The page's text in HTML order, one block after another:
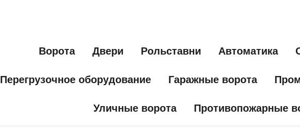
Ворота Двери Рольставни Автоматика
Перегрузочное оборудование Гаражные ворота
Уличные ворота Противопожарные